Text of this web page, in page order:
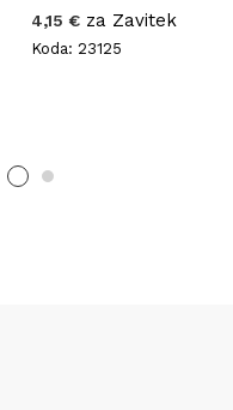
4,15 € za Zavitek
Koda: 23125